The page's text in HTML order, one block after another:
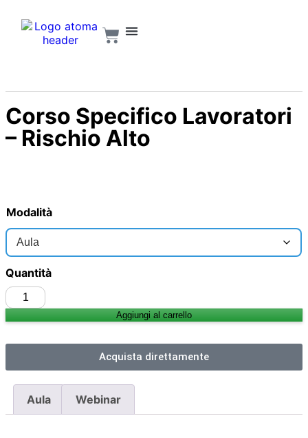
Corso Specifico Lavoratori
– Rischio Alto
Modalità
Quantità
Aggiungi al carrello
Acquista direttamente
Aula Webinar